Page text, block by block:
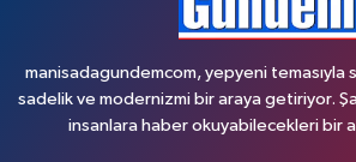
manisadagundemcom, yepyeni temasıyla
sadelik ve modernizmi bir araya getiriyor.
insanlara haber okuyabilecekleri bir